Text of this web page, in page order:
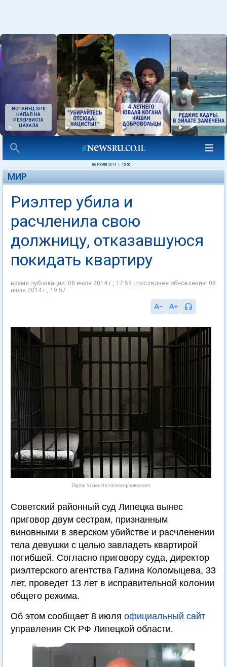
ИСПАНЕЦ ЗРЯ
НАПАЛ НА
РЕЗЕРВИСТА
ЦАХАЛА
08 ИЮЛЯ 2014 15:50
МИР
Риэлтер убила и
расчленила свою
должницу, отказавшуюся
покидать квартиру
время публикации: 08 июля 2014 г., 17:59 | последнее обновление: 08
июля 2014 г., 19:57
Digital Vision/thinkstockphotos.com
Советский районный суд Липецка вынес
приговор двум сестрам, признанным
виновными в зверском убийстве и расчленении
тела девушки с целью завладеть квартирой
погибшей. Согласно приговору суда, директор
риэлтерского агентства Галина Коломыцева, 33
лет, проведет 13 лет в исправительной колонии
общего режима.
Об этом сообщает 8 июля официальный сайт
управления СК РФ Липецкой области.